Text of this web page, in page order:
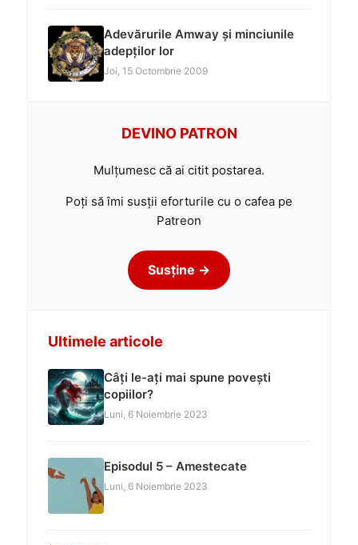
Adevărurile Amway și minciunile
adepților lor
Joi, 15 Octombrie 2009
DEVINO PATRON
Mulțumesc că ai citit postarea.
Poți să îmi susții eforturile cu o cafea pe
Patreon
Susține →
Ultimele articole
Câți le-ați mai spune povești
copiilor?
Luni, 6 Noiembrie 2023
Episodul 5 – Amestecate
Luni, 6 Noiembrie 2023